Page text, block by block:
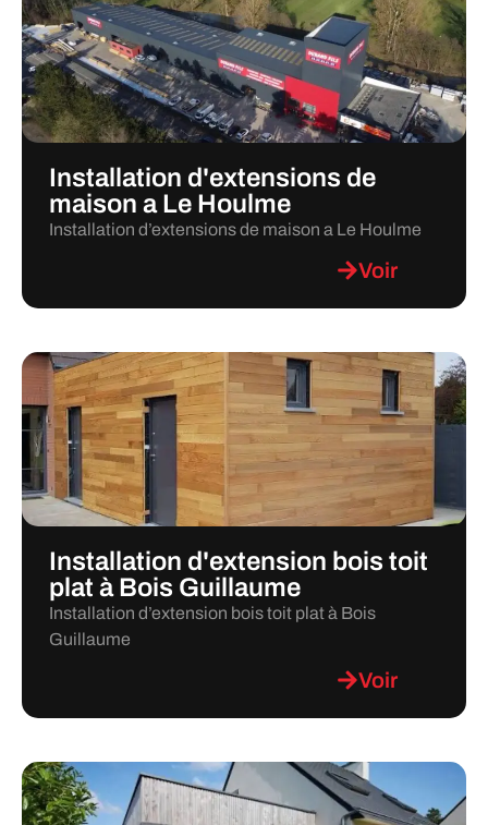
Installation d'extensions de
maison a Le Houlme
Installation d’extensions de maison a Le Houlme
Voir
Installation d'extension bois toit
plat à Bois Guillaume
Installation d’extension bois toit plat à Bois
Guillaume
Voir